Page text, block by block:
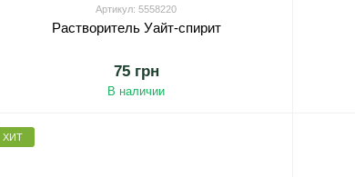
Артикул: 5558220
Растворитель Уайт-спирит
75 грн
В наличии
ХИТ